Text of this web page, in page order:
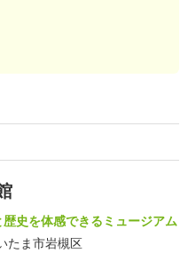
歴史を体感できるミュージアム
たま市岩槻区